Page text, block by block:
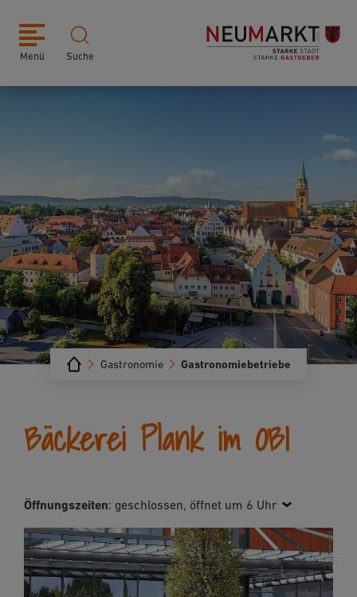
Menü Suche
Gastronomiebetriebe
Gastronomie
Bäckerei Plank im OBI
Öffnungszeiten: geschlossen, öffnet um 6 Uhr